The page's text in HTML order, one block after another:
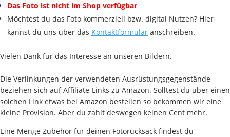
Das Foto ist nicht im Shop verfügbar
Möchtest du das Foto kommerziell bzw. digital Nutzen? Hier
kannst du uns über das Kontaktformular anschreiben.
Vielen Dank für das Interesse an unseren Bildern.
Die Verlinkungen der verwendeten Ausrüstungsgegenstände
beziehen sich auf Affiliate-Links zu Amazon. Solltest du über einen
solchen Link etwas bei Amazon bestellen so bekommen wir eine
kleine Provision. Aber du zahlt deswegen keinen Cent mehr.
Eine Menge Zubehör für deinen Fotorucksack findest du